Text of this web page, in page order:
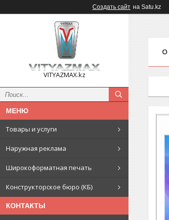
Создать сайт на Satu.kz
VITYAZMAX.kz
Товары и услуги
Наружная реклама
Широкоформатная печать
Конструкторское бюро (КБ)
КОНТАКТЫ
О